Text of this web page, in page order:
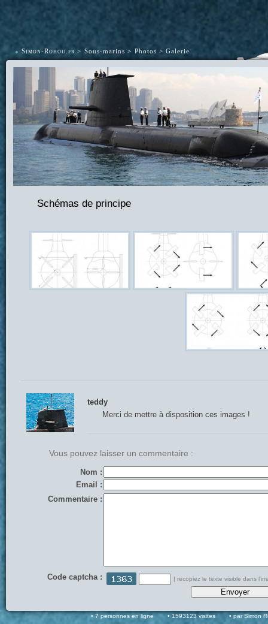
• Simon-Rohou.fr Sous-marins Photos Galerie
Schémas de principe
teddy
Merci de mettre à disposition ces images !
Vous pouvez laisser un commentaire :
Nom :
Email :
Commentaire :
Code captcha : | recopiez le texte visible dans
7 personnes en ligne 1593123 visites par Simon